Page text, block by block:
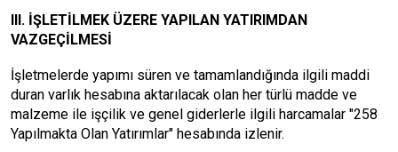
III. İŞLETİLMEK ÜZERE YAPILAN YATIRIMDAN
VAZGEÇİLMESİ
İşletmelerde yapımı süren ve tamamlandığında ilgili maddi
duran varlık hesabına aktarılacak olan her türlü madde ve
malzeme ile işçilik ve genel giderlerle ilgili harcamalar "258
Yapılmakta Olan Yatırımlar" hesabında izlenir.